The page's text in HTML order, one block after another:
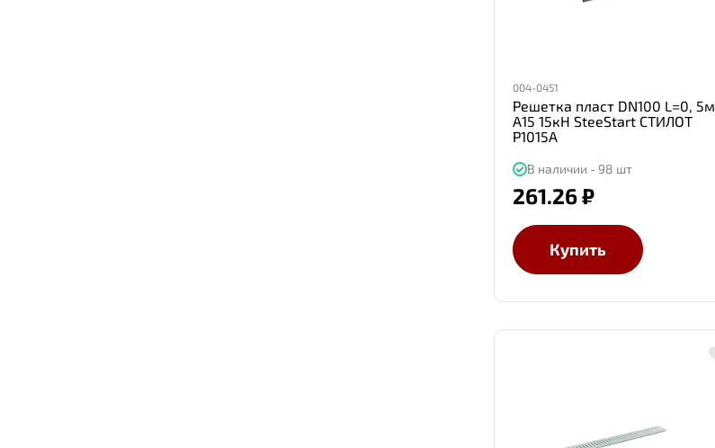
004-0451
Решетка пласт DN100 L=0, 5м
А15 15кН SteeStart СТИЛОТ
Р1015A
В наличии - 98 шт
261.26 ₽
Купить